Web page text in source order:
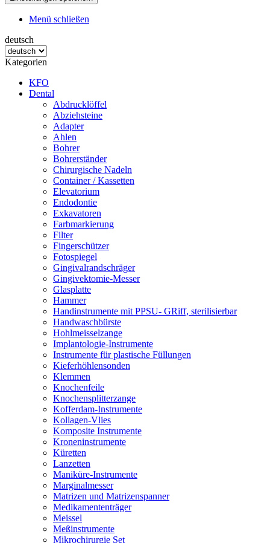
Menü schließen
deutsch
Kategorien
KFO
Dental
Abdrucklöffel
Abziehsteine
Adapter
Ahlen
Bohrer
Bohrerständer
Chirurgische Nadeln
Container / Kassetten
Elevatorium
Endodontie
Exkavatoren
Farbmarkierung
Filter
Fingerschützer
Fotospiegel
Gingivalrandschräger
Gingivektomie-Messer
Glasplatte
Hammer
Handinstrumente mit PPSU- GRiff, sterilisierbar
Handwaschbürste
Hohlmeisselzange
Implantologie-Instrumente
Instrumente für plastische Füllungen
Kieferhöhlensonden
Klemmen
Knochenfeile
Knochensplitterzange
Kofferdam-Instrumente
Kollagen-Vlies
Komposite Instrumente
Kroneninstrumente
Küretten
Lanzetten
Maniküre-Instrumente
Marginalmesser
Matrizen und Matrizenspanner
Medikamententräger
Meissel
Meßinstrumente
Mikrochirurgie Set